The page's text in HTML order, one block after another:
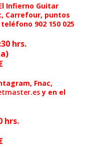
Infierno Guitar
Carrefour, puntos
902 150 025
hrs.
Fnac,
y en el
hrs.